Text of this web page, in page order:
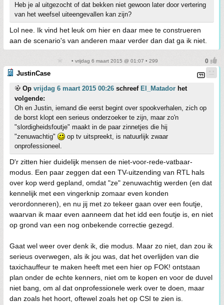
Heb je al uitgezocht of dat bekken niet gewoon later door vertering
van het weefsel uiteengevallen kan zijn?
Lol nee. Ik vind het leuk om hier en daar mee te construeren
aan de scenario's van anderen maar verder dan dat ga ik niet.
• vrijdag 6 maart 2015 @ 01:07 • 299
JustinCase
Op vrijdag 6 maart 2015 00:26 schreef El_Matador het
volgende:
Oh en Justin, iemand die eerst begint over spookverhalen, zich op
de borst klopt een serieus onderzoeker te zijn, maar zo'n
"slordigheidsfoutje" maakt in de paar zinnetjes die hij
"zenuwachtig"
op tv uitspreekt, is natuurlijk zwaar
onprofessioneel.
D'r zitten hier duidelijk mensen de niet-voor-rede-vatbaar-
modus. Een paar zeggen dat een TV-uitzending van RTL hals
over kop werd gepland, omdat "ze" zenuwachtig werden (en dat
kennelijk met een vingerknip zomaar even konden
verordonneren), en nu jij met zo tekeer gaan over een foutje,
waarvan ik maar even aanneem dat het idd een foutje is, en niet
op grond van een nog onbekende correctie gezegd.
Gaat wel weer over denk ik, die modus. Maar zo niet, dan zou ik
serieus overwegen, als ik jou was, dat het overlijden van die
taxichauffeur te maken heeft met een hier op FOK! ontstaan
plan onder de echte kenners, niet om te kopen en voor de duvel
niet bang, om al dat onprofessionele werk over te doen, maar
dan zoals het hoort, oftewel zoals het op CSI te zien is.